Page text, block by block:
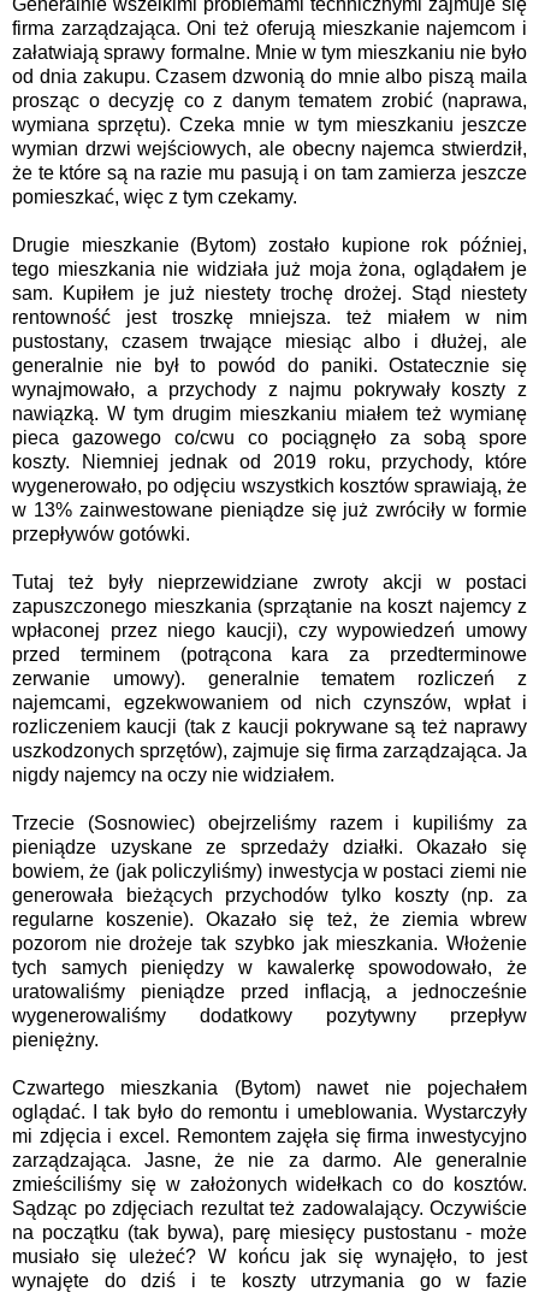
firma zarządzająca. Oni też oferują mieszkanie najemcom i
załatwiają sprawy formalne. Mnie w tym mieszkaniu nie było
od dnia zakupu. Czasem dzwonią do mnie albo piszą maila
prosząc o decyzję co z danym tematem zrobić (naprawa,
wymiana sprzętu). Czeka mnie w tym mieszkaniu jeszcze
wymian drzwi wejściowych, ale obecny najemca stwierdził,
że te które są na razie mu pasują i on tam zamierza jeszcze
pomieszkać, więc z tym czekamy.
Drugie mieszkanie (Bytom) zostało kupione rok później,
tego mieszkania nie widziała już moja żona, oglądałem je
sam. Kupiłem je już niestety trochę drożej. Stąd niestety
rentowność jest troszkę mniejsza. też miałem w nim
pustostany, czasem trwające miesiąc albo i dłużej, ale
generalnie nie był to powód do paniki. Ostatecznie się
wynajmowało, a przychody z najmu pokrywały koszty z
nawiązką. W tym drugim mieszkaniu miałem też wymianę
pieca gazowego co/cwu co pociągnęło za sobą spore
koszty. Niemniej jednak od 2019 roku, przychody, które
wygenerowało, po odjęciu wszystkich kosztów sprawiają, że
w 13% zainwestowane pieniądze się już zwróciły w formie
przepływów gotówki.
Tutaj też były nieprzewidziane zwroty akcji w postaci
zapuszczonego mieszkania (sprzątanie na koszt najemcy z
wpłaconej przez niego kaucji), czy wypowiedzeń umowy
przed terminem (potrącona kara za przedterminowe
zerwanie umowy). generalnie tematem rozliczeń z
najemcami, egzekwowaniem od nich czynszów, wpłat i
rozliczeniem kaucji (tak z kaucji pokrywane są też naprawy
uszkodzonych sprzętów), zajmuje się firma zarządzająca. Ja
nigdy najemcy na oczy nie widziałem.
Trzecie (Sosnowiec) obejrzeliśmy razem i kupiliśmy za
pieniądze uzyskane ze sprzedaży działki. Okazało się
bowiem, że (jak policzyliśmy) inwestycja w postaci ziemi nie
generowała bieżących przychodów tylko koszty (np. za
regularne koszenie). Okazało się też, że ziemia wbrew
pozorom nie drożeje tak szybko jak mieszkania. Włożenie
tych samych pieniędzy w kawalerkę spowodowało, że
uratowaliśmy pieniądze przed inflacją, a jednocześnie
wygenerowaliśmy dodatkowy pozytywny przepływ
pieniężny.
Czwartego mieszkania (Bytom) nawet nie pojechałem
oglądać. I tak było do remontu i umeblowania. Wystarczyły
mi zdjęcia i excel. Remontem zajęła się firma inwestycyjno
zarządzająca. Jasne, że nie za darmo. Ale generalnie
zmieściliśmy się w założonych widełkach co do kosztów.
Sądząc po zdjęciach rezultat też zadowalający. Oczywiście
na początku (tak bywa), parę miesięcy pustostanu - może
musiało się uleżeć? W końcu jak się wynajęło, to jest
wynajęte do dziś i te koszty utrzymania go w fazie